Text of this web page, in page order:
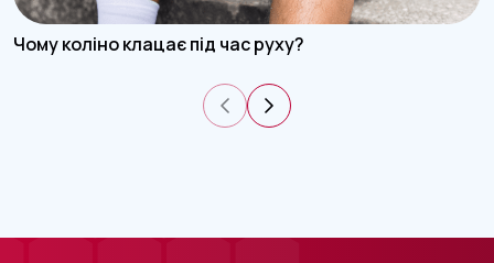
Чому коліно клацає під час руху?